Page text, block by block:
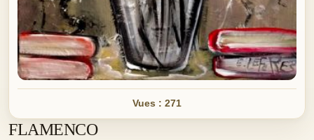
Vues : 271
FLAMENCO